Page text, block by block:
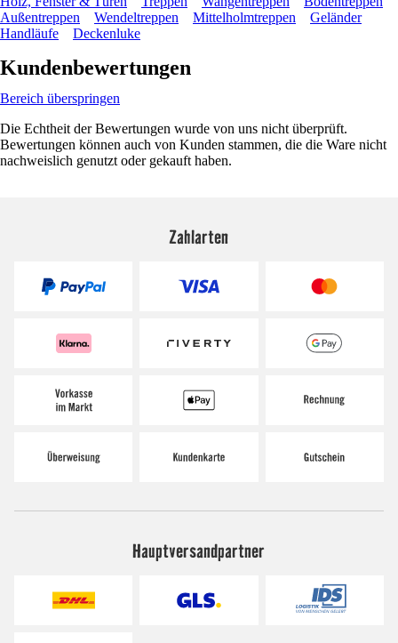
Außentreppen
Wendeltreppen Mittelholmtreppen
Geländer
Handläufe
Deckenluke
Kundenbewertungen
Bereich überspringen
Die Echtheit der Bewertungen wurde von uns nicht überprüft.
Bewertungen können auch von Kunden stammen, die die Ware nicht
nachweislich genutzt oder gekauft haben.
Zahlarten
Hauptversandpartner